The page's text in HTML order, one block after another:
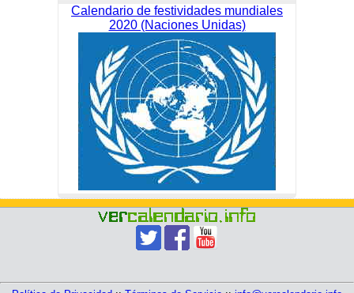
Calendario de festividades mundiales
2020 (Naciones Unidas)